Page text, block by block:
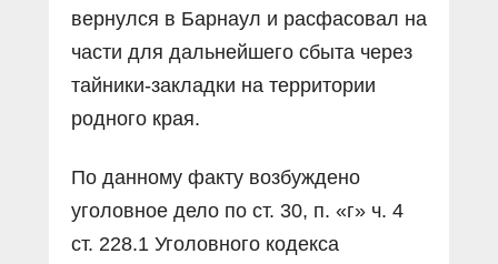
вернулся в Барнаул и расфасовал на
части для дальнейшего сбыта через
тайники-закладки на территории
родного края.
По данному факту возбуждено
уголовное дело по ст. 30, п. «г» ч. 4
ст. 228.1 Уголовного кодекса